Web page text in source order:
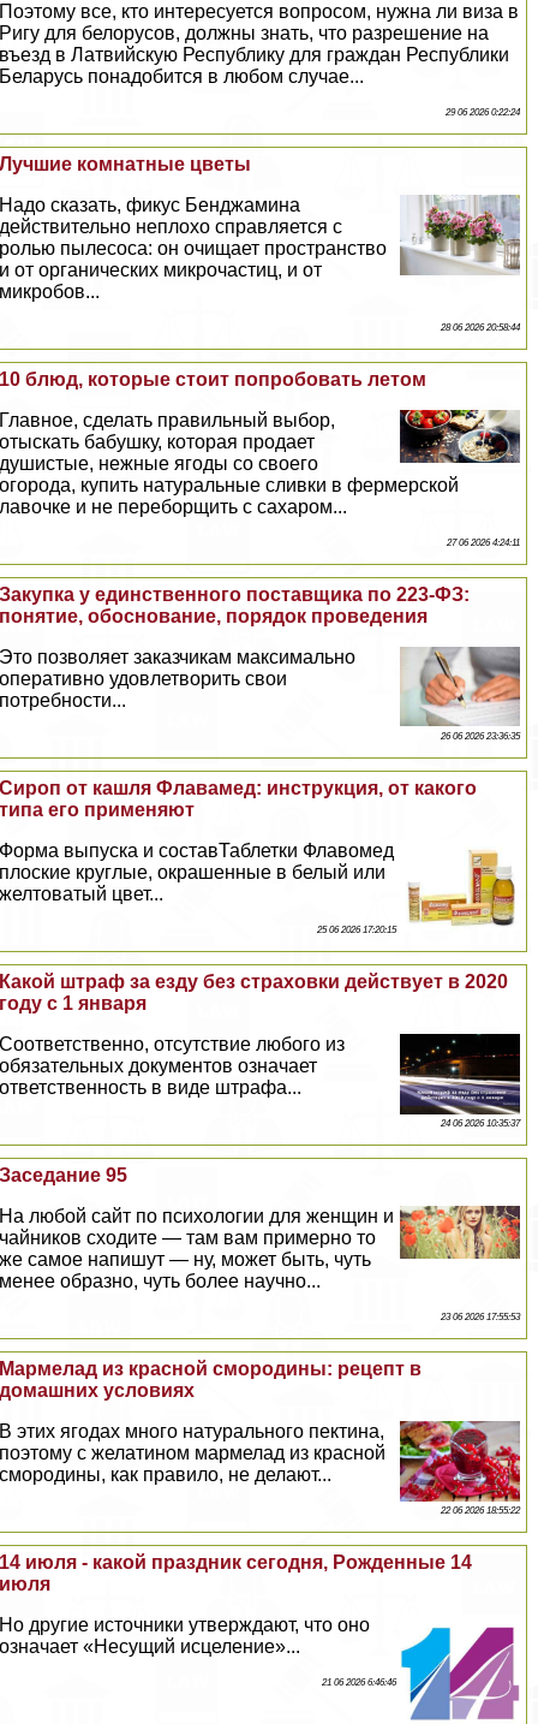
Поэтому все, кто интересуется вопросом, нужна ли виза в
Ригу для белорусов, должны знать, что разрешение на
въезд в Латвийскую Республику для граждан Республики
Беларусь понадобится в любом случае...
29 06 2026 0:22:24
Лучшие комнатные цветы
Надо сказать, фикус Бенджамина
действительно неплохо справляется с
ролью пылесоса: он очищает прострaнcтво
и от органических микрочастиц, и от
микробов...
28 06 2026 20:58:44
10 блюд, которые стоит попробовать летом
Главное, сделать правильный выбор,
отыскать бабушку, которая продает
душистые, нежные ягоды со своего
огорода, купить натуральные сливки в фермерской
лавочке и не переборщить с сахаром...
27 06 2026 4:24:11
Закупка у единственного поставщика по 223-ФЗ:
понятие, обоснование, порядок проведения
Это позволяет заказчикам максимально
оперативно удовлетворить свои
потребности...
26 06 2026 23:36:35
Сироп от кашля Флавамед: инструкция, от какого
типа его применяют
Форма выпуска и составТаблетки Флавомед
плоские круглые, окрашенные в белый или
желтоватый цвет...
25 06 2026 17:20:15
Какой штраф за езду без страховки действует в 2020
году с 1 января
Соответственно, отсутствие любого из
обязательных документов означает
ответственность в виде штрафа...
24 06 2026 10:35:37
Заседание 95
На любой сайт по психологии для женщин и
чайников сходите — там вам примерно то
же самое напишут — ну, может быть, чуть
менее образно, чуть более научно...
23 06 2026 17:55:53
Мармелад из красной смородины: рецепт в
домашних условиях
В этих ягодах много натурального пектина,
поэтому с желатином мармелад из красной
смородины, как правило, не делают...
22 06 2026 18:55:22
14 июля - какой праздник сегодня, Рожденные 14
июля
Но другие источники утверждают, что оно
означает «Несущий исцеление»...
21 06 2026 6:46:46